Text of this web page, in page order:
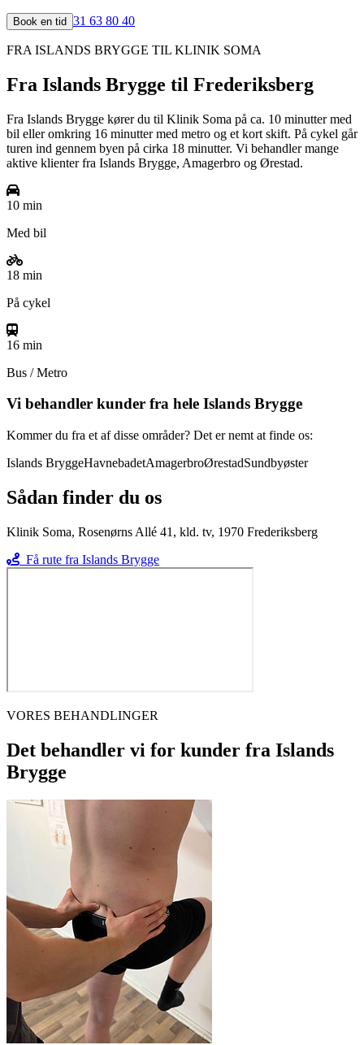
Book en tid 31 63 80 40
FRA ISLANDS BRYGGE TIL KLINIK SOMA
Fra Islands Brygge til Frederiksberg
Fra Islands Brygge kører du til Klinik Soma på ca. 10 minutter med
bil eller omkring 16 minutter med metro og et kort skift. På cykel går
turen ind gennem byen på cirka 18 minutter. Vi behandler mange
aktive klienter fra Islands Brygge, Amagerbro og Ørestad.
10 min
Med bil
18 min
På cykel
16 min
Bus / Metro
Vi behandler kunder fra hele Islands Brygge
Kommer du fra et af disse områder? Det er nemt at finde os:
Islands BryggeHavnebadetAmagerbroØrestadSundbyøster
Sådan finder du os
Klinik Soma, Rosenørns Allé 41, kld. tv, 1970 Frederiksberg
Få rute fra Islands Brygge
VORES BEHANDLINGER
Det behandler vi for kunder fra Islands
Brygge